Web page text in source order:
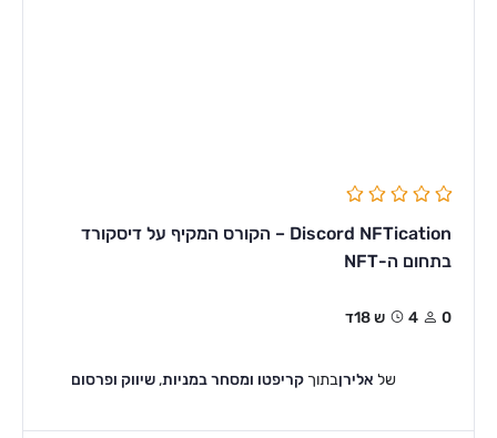
Discord NFTication – הקורס המקיף על דיסקורד
בתחום ה-NFT
0 4ש 18ד
של אלירןבתוך קריפטו ומסחר במניות,שיווק ופרסום